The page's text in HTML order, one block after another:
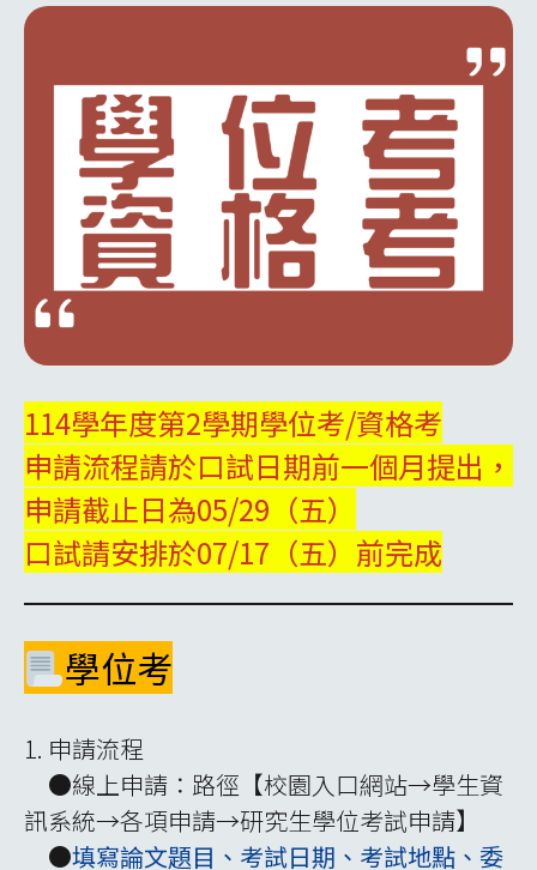
114學年度第2學期學位考/資格考
申請流程請於口試日期前一個月提出，
申請截止日為05/29（五）
口試請安排於07/17（五）前完成
學位考
1. 申請流程
●線上申請：路徑【校園入口網站→學生資
訊系統→各項申請→研究生學位考試申請】
●填寫論文題目、考試日期、考試地點、委